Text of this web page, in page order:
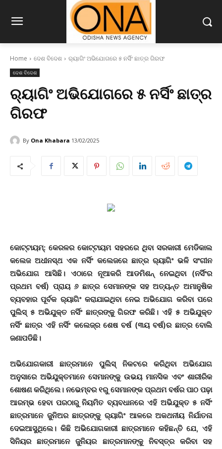
Home ଦେଶ ବିଦେଶ ର‌୍ୟାଗିଂ ଅଭିଯୋଗରେ ୫ ନର୍ସିଂ ଛାତ୍ର ଗିରଫ
ଦେଶ ବିଦେଶ
ର‌୍ୟାଗିଂ ଅଭିଯୋଗରେ ୫ ନର୍ସିଂ ଛାତ୍ର
ଗିରଫ
By Ona Khabara 13/02/2025
କୋଟ୍ଟାୟମ୍‌: କେରଳର କୋଟ୍ଟାୟମ ସହରରେ ଥିବା ସରକାରୀ ମେଡିକାଲ
କଲେଜ ଅଧୀନସ୍ଥ ଏକ ନର୍ସିଂ କଲେଜରେ ଛାତ୍ର ର‌୍ୟାଗିଂ ଭଳି ସଂଗୀନ
ଅଭିଯୋଗ ଆସିଛି। ଏଠାରେ ନୂଆକରି ଆଡମିଶନ୍ ନେଇଥିବା (ନର୍ସିଂର
ପ୍ରଥମ ବର୍ଷ) ପ୍ରାୟ ୬ ଛାତ୍ର ସେମାନଙ୍କ ସହ ଅତ୍ୟନ୍ତ ଅମାନୁଷିକ
ବ୍ୟବହାର ପୂର୍ବକ ର‌୍ୟାଗିଂ କରାଯାଇଥିବା ନେଇ ଅଭିଯୋଗ କରିବା ପରେ
ପୁଲିସ୍ ୫ ଅଭିଯୁକ୍ତ ନର୍ସିଂ ଛାତ୍ରଙ୍କୁ ଗିରଫ କରିଛି। ଏହି ୫ ଅଭିଯୁକ୍ତ
ନର୍ସିଂ ଛାତ୍ର ଏହି ନର୍ସିଂ କଲେଜ୍‌ର ଶେଷ ବର୍ଷ (୩ୟ ବର୍ଷ)ର ଛାତ୍ର ବୋଲି
ଜଣାପଡିଛି।
ଅଭିଯୋଗକାରୀ ଛାତ୍ରମାନେ ପୁଲିସ୍ ନିକଟରେ କରିଥିବା ଅଭିଯୋଗ
ଅନୁସାରେ ଅଭିଯୁକ୍ତମାନେ ସେମାନଙ୍କୁ ଉଭୟ ମାନସିକ ଏବଂ ଶାରୀରିକ
ଶୋଷଣ କରିଥିଲେ। ନଭେମ୍ବର ୧ରୁ ସେମାନଙ୍କ ପ୍ରଥମ ବର୍ଷର ପାଠ ପଢ଼ା
ଆରମ୍ଭ ହେବା ପରଠାରୁ ନିୟମିତ ବ୍ୟବଧାନରେ ଏହି ଅଭିଯୁକ୍ତ ୫ ନର୍ସିଂ
ଛାତ୍ରମାନେ ଜୁନିଅର ଛାତ୍ରଙ୍କୁ ର‌୍ୟାଗିଂ ଆଳରେ ଅକଥନୀୟ ନିର୍ଯାତନା
ଦେଇଆସୁଥିଲେ। କିଛି ଅଭିଯୋଗକାରୀ ଛାତ୍ରମାନେ କହିଛନ୍ତି ଯେ, ଏହି
ସିନିୟର ଛାତ୍ରମାନେ ଜୁନିୟର ଛାତ୍ରମାନଙ୍କୁ ନିବସ୍ତ୍ର କରିବା ସହ